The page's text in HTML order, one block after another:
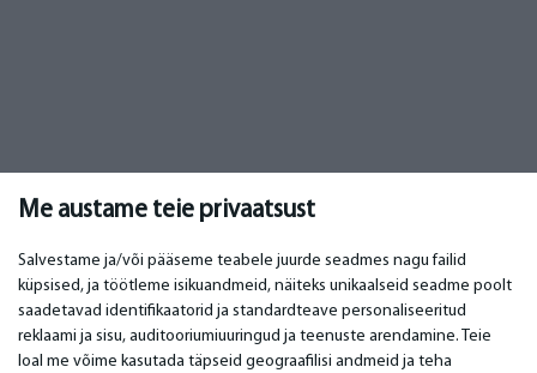
Me austame teie privaatsust
Salvestame ja/või pääseme teabele juurde seadmes nagu failid
küpsised, ja töötleme isikuandmeid, näiteks unikaalseid seadme poolt
saadetavad identifikaatorid ja standardteave personaliseeritud
reklaami ja sisu, auditooriumiuuringud ja teenuste arendamine. Teie
loal me võime kasutada täpseid geograafilisi andmeid ja teha
TÄHTIS KONTAKTANDMED